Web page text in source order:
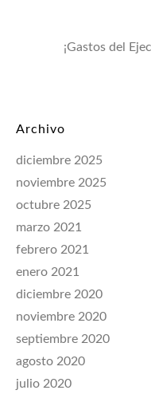
¡Gastos del
Archivo
diciembre 2025
noviembre 2025
octubre 2025
marzo 2021
febrero 2021
enero 2021
diciembre 2020
noviembre 2020
septiembre 2020
agosto 2020
julio 2020